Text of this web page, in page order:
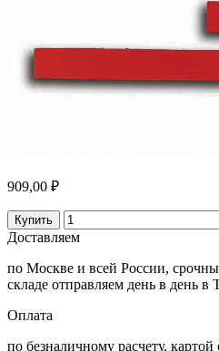
909,00 ₽
Купить
Доставляем
по Москве и всей России,
складе отправляем день в день в
Оплата
по безналичному расчету,